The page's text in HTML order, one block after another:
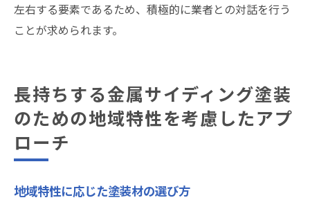
左右する要素であるため、積極的に業者との対話を行う
ことが求められます。
長持ちする金属サイディング塗装
のための地域特性を考慮したアプ
ローチ
地域特性に応じた塗装材の選び方